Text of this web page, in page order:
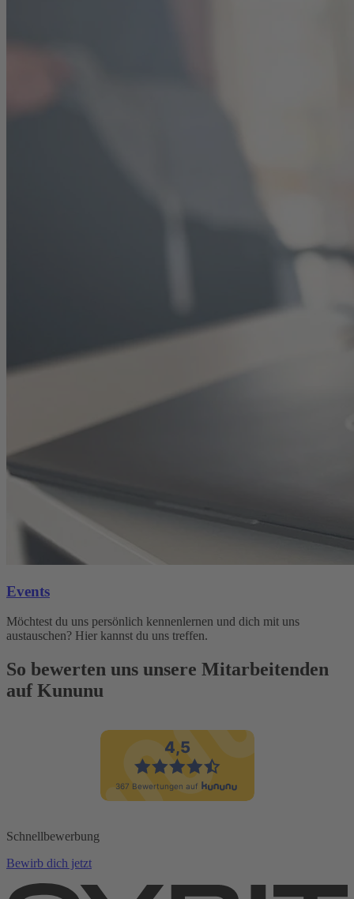
Events
Möchtest du uns persönlich kennenlernen und dich mit uns
austauschen? Hier kannst du uns treffen.
So bewerten uns unsere Mitarbeitenden
auf Kununu
Schnellbewerbung
Bewirb dich jetzt